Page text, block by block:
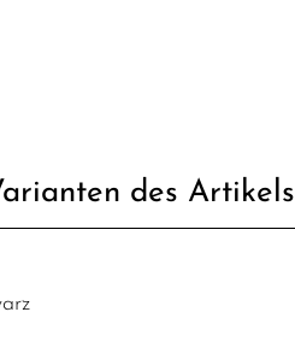
des Artikels